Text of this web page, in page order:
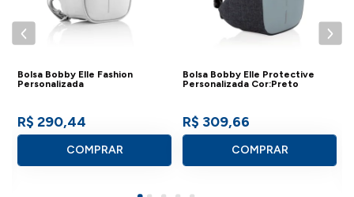
Bolsa Bobby Elle Fashion
Personalizada
R$ 290,44
COMPRAR
Bolsa Bobby Elle Protective
Personalizada Cor:Preto
R$ 309,66
COMPRAR